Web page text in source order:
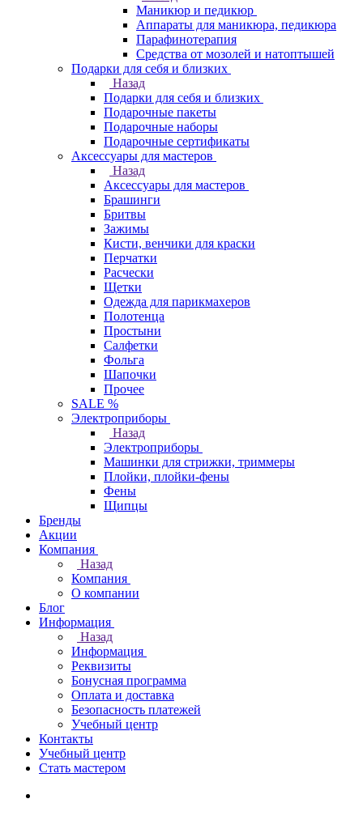
Маникюр и педикюр
Аппараты для маникюра, педикюра
Парафинотерапия
Средства от мозолей и натоптышей
Подарки для себя и близких
Назад
Подарки для себя и близких
Подарочные пакеты
Подарочные наборы
Подарочные сертификаты
Аксессуары для мастеров
Назад
Аксессуары для мастеров
Брашинги
Бритвы
Зажимы
Кисти, венчики для краски
Перчатки
Расчески
Щетки
Одежда для парикмахеров
Полотенца
Простыни
Салфетки
Фольга
Шапочки
Прочее
SALE %
Электроприборы
Назад
Электроприборы
Машинки для стрижки, триммеры
Плойки, плойки-фены
Фены
Щипцы
Бренды
Акции
Компания
Назад
Компания
О компании
Блог
Информация
Назад
Информация
Реквизиты
Бонусная программа
Оплата и доставка
Безопасность платежей
Учебный центр
Контакты
Учебный центр
Стать мастером